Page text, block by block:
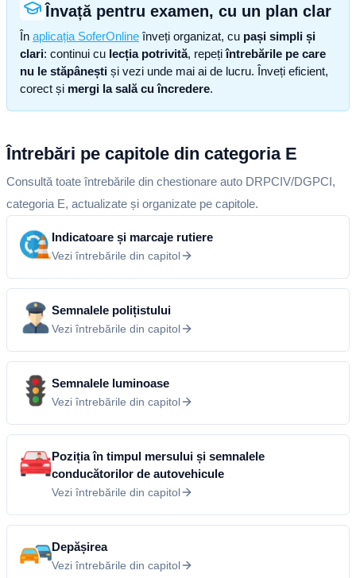
Învață pentru examen, cu un plan clar
În aplicația SoferOnline înveți organizat, cu pași simpli și
clari: continui cu lecția potrivită, repeți întrebările pe care
nu le stăpânești și vezi unde mai ai de lucru. Înveți eficient,
corect și mergi la sală cu încredere.
Întrebări pe capitole din categoria E
Consultă toate întrebările din chestionare auto DRPCIV/DGPCI,
categoria E, actualizate și organizate pe capitole.
Indicatoare și marcaje rutiere
Vezi întrebările din capitol
Semnalele polițistului
Vezi întrebările din capitol
Semnalele luminoase
Vezi întrebările din capitol
Poziția în timpul mersului și semnalele
conducătorilor de autovehicule
Vezi întrebările din capitol
Depășirea
Vezi întrebările din capitol